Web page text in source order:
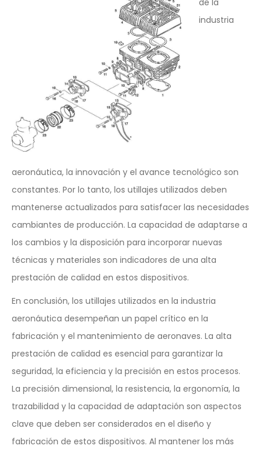
de la
industria
aeronáutica, la innovación y el avance tecnológico son
constantes. Por lo tanto, los utillajes utilizados deben
mantenerse actualizados para satisfacer las necesidades
cambiantes de producción. La capacidad de adaptarse a
los cambios y la disposición para incorporar nuevas
técnicas y materiales son indicadores de una alta
prestación de calidad en estos dispositivos.
En conclusión, los utillajes utilizados en la industria
aeronáutica desempeñan un papel crítico en la
fabricación y el mantenimiento de aeronaves. La alta
prestación de calidad es esencial para garantizar la
seguridad, la eficiencia y la precisión en estos procesos.
La precisión dimensional, la resistencia, la ergonomía, la
trazabilidad y la capacidad de adaptación son aspectos
clave que deben ser considerados en el diseño y
fabricación de estos dispositivos. Al mantener los más